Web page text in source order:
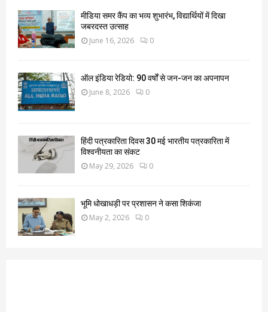
मीडिया समर कैंप का भव्य शुभारंभ, विद्यार्थियों में दिखा
जबरदस्त उत्साह
June 16, 2026 0
ऑल इंडिया रेडियो: 90 वर्षों से जन-जन का अपनापन
June 8, 2026 0
हिंदी पत्रकारिता दिवस 30 मई भारतीय पत्रकारिता में
विश्वनीयता का संकट
May 29, 2026 0
भूमि धोखाधड़ी पर प्रशासन ने कसा शिकंजा
May 2, 2026 0